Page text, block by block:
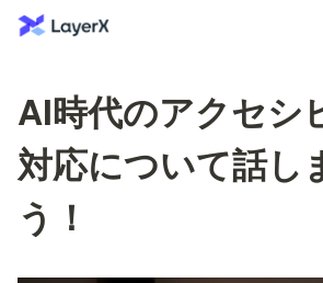
AI時代のアクセシ
対応について話し
う！